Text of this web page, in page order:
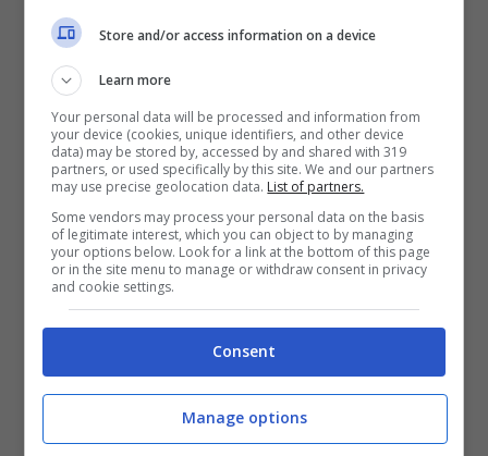
delle bellissime passeggiate, ad
esempio nei borghi di
Pienza in provincia di Siena. I borghi
medievali, le colline, i vigneti e le
terme naturali sono imperdibili.
Ischia, in Campania: è una delle
isole più belle d’Italia, che
appartiene all’arcipelago delle
Flegree. È nota per la bontà della
sua bellezza. Presente nelGolfo di
Napoli, è conosciuta per il suo mare
Store and/or access information on a device
Learn more
Your personal data will be processed and information from
your device (cookies, unique identifiers, and other device
data) may be stored by, accessed by and shared with 319
partners, or used specifically by this site. We and our partners
may use precise geolocation data. List of partners.
Some vendors may process your personal data on the basis
of legitimate interest, which you can object to by managing
your options below. Look for a link at the bottom of this page
or in the site menu to manage or withdraw consent in privacy
and cookie settings.
Consent
Manage options